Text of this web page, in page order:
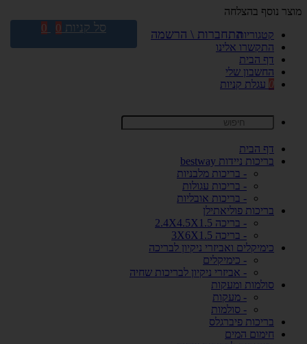
מוצר נוסף בהצלחה
קטגוריות
התקשרו אלינו
דף הבית
החשבון שלי
0 עגלת קניות
דף הבית
בריכות ניידות bestway
- בריכות מלבניות
- בריכות עגולות
- בריכות אובליות
בריכות פוליאתילן
- בריכה 2.4X4.5X1.5
- בריכה 3X6X1.5
כימיקלים ואביזרי ניקיון לבריכה
- כימיקלים
- אביזרי ניקיון לבריכות שחיה
סולמות ומעקות
- מעקות
- סולמות
בריכות פיברגלס
חימום המים
התחברות \ הרשמה סל קניות 0
0